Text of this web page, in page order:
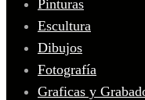
Pinturas
Escultura
Dibujos
Fotografía
Graficas y